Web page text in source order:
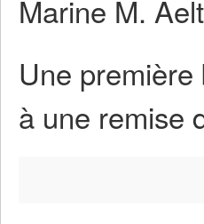
Marine M.
Une
à une remise